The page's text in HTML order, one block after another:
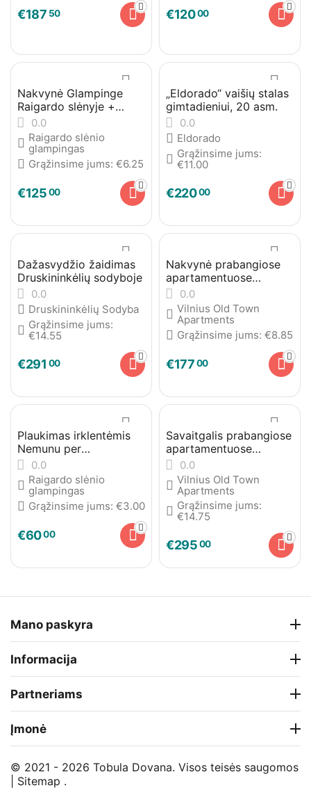
€187 50 €12000
Nakvynė Glampinge
Raigardo slėnyje +
plaukimas irklentėmis
Nemunu per
Druskininkus
0.0
Raigardo slėnio
glampingas
Grąžinsime jums: €6.25
€12500
„Eldorado“ vaišių stalas
gimtadieniui, 20 asm.
0.0
Eldorado
Grąžinsime jums:
€11.00
€22000
Dažasvydžio žaidimas
Druskininkėlių sodyboje
0.0
Druskininkėlių Sodyba
Grąžinsime jums:
€14.55
€291 00
Nakvynė prabangiose
apartamentuose
Vilniaus senamiestyje
0.0
Vilnius Old Town
Apartments
Grąžinsime jums: €8.85
€17700
Plaukimas irklentėmis
Nemunu per
Druskininkus
0.0
Raigardo slėnio
glampingas
Grąžinsime jums: €3.00
€6000
Savaitgalis prabangiose
apartamentuose
Vilniaus senamiestyje
0.0
Vilnius Old Town
Apartments
Grąžinsime jums:
€14.75
€29500
Mano paskyra
Informacija
Partneriams
Įmonė
© 2021 - 2026 Tobula Dovana. Visos teisės saugomos
Sitemap .